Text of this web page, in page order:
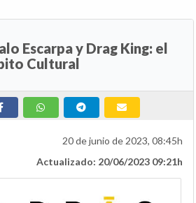
Escarpa y Drag King: el
Cultural
20 de junio de 2023, 08:45h
Actualizado: 20/06/2023 09:21h